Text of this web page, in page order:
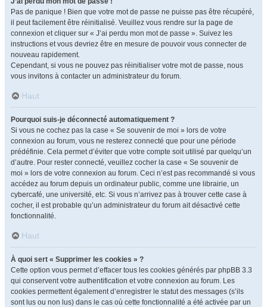
Pas de panique ! Bien que votre mot de passe ne puisse pas être récupéré,
il peut facilement être réinitialisé. Veuillez vous rendre sur la page de
connexion et cliquer sur « J’ai perdu mon mot de passe ». Suivez les
instructions et vous devriez être en mesure de pouvoir vous connecter de
nouveau rapidement.
Cependant, si vous ne pouvez pas réinitialiser votre mot de passe, nous
vous invitons à contacter un administrateur du forum.
Haut
Pourquoi suis-je déconnecté automatiquement ?
Si vous ne cochez pas la case « Se souvenir de moi » lors de votre
connexion au forum, vous ne resterez connecté que pour une période
prédéfinie. Cela permet d’éviter que votre compte soit utilisé par quelqu’un
d’autre. Pour rester connecté, veuillez cocher la case « Se souvenir de
moi » lors de votre connexion au forum. Ceci n’est pas recommandé si vous
accédez au forum depuis un ordinateur public, comme une librairie, un
cybercafé, une université, etc. Si vous n’arrivez pas à trouver cette case à
cocher, il est probable qu’un administrateur du forum ait désactivé cette
fonctionnalité.
Haut
À quoi sert « Supprimer les cookies » ?
Cette option vous permet d’effacer tous les cookies générés par phpBB 3.3
qui conservent votre authentification et votre connexion au forum. Les
cookies permettent également d’enregistrer le statut des messages (s’ils
sont lus ou non lus) dans le cas où cette fonctionnalité a été activée par un